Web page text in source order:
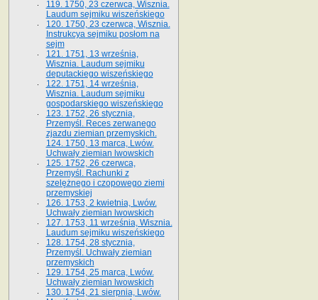
119. 1750, 23 czerwca, Wisznia.
Laudum sejmiku wiszeńskiego
120. 1750, 23 czerwca, Wisznia.
Instrukcya sejmiku posłom na
sejm
121. 1751, 13 września,
Wisznia. Laudum sejmiku
deputackiego wiszeńskiego
122. 1751, 14 września,
Wisznia. Laudum sejmiku
gospodarskiego wiszeńskiego
123. 1752, 26 stycznia,
Przemyśl. Reces zerwanego
zjazdu ziemian przemyskich.
124. 1750, 13 marca, Lwów.
Uchwały ziemian lwowskich
125. 1752, 26 czerwca,
Przemyśl. Rachunki z
szelężnego i czopowego ziemi
przemyskiej
126. 1753, 2 kwietnia, Lwów.
Uchwały ziemian lwowskich
127. 1753, 11 września, Wisznia.
Laudum sejmiku wiszeńskiego
128. 1754, 28 stycznia,
Przemyśl. Uchwały ziemian
przemyskich
129. 1754, 25 marca, Lwów.
Uchwały ziemian lwowskich
130. 1754, 21 sierpnia, Lwów.